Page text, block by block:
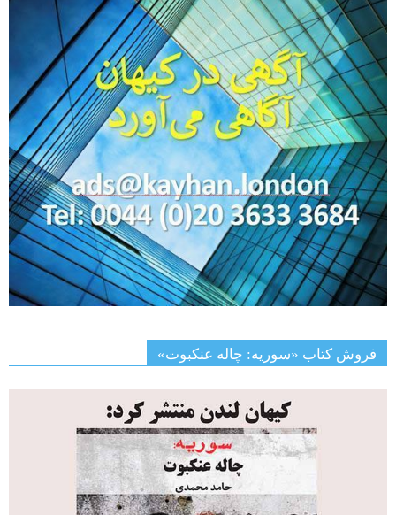
فروش کتاب «سوریه: چاله عنکبوت»